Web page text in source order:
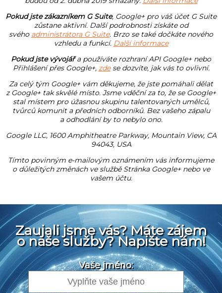
Pokud jste zákazníkem G Suite, Google+ pro váš účet G Suite
zůstane aktivní. Další podrobnosti získáte od
svého administrátora G Suite. Brzo se také dočkáte nového
vzhledu a funkcí. Další informace
Pokud jste vývojářa používáte rozhraní API Google+ nebo
Přihlášení přes Google+, zdese dozvíte, jak vás to ovlivní.
Za celý tým Google+ vám děkujeme, že jste pomáhali dělat
z Google+ tak skvělé místo. Jsme vděční za to, že se Google+
stal místem pro úžasnou skupinu talentovaných umělců,
tvůrců komunit a předních odborníků. Bez vašeho zápalu
a odhodlání by to nebylo ono.
Google LLC, 1600 Amphitheatre Parkway, Mountain View, CA
94043, USA
Tímto povinným e-mailovým oznámením vás informujeme
o důležitých změnách ve službě Stránka Google+ nebo ve
vašem účtu.
Zaujali jsme vás? Máte zájem
o naše služby? Napište nám!
Vaše jméno: